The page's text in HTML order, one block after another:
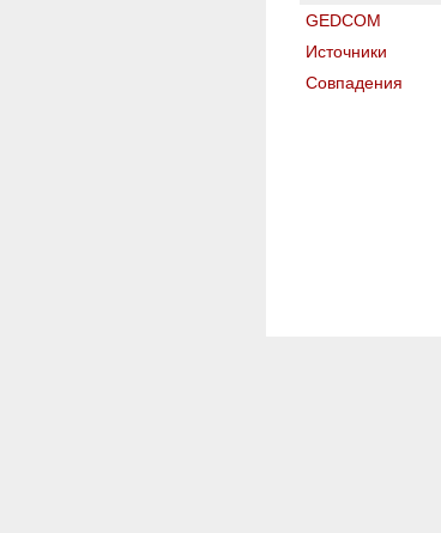
GEDCOM
Источники
Совпадения